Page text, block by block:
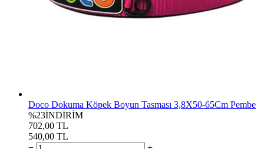
Doco Dokuma Köpek Boyun Tasması 3,8X50-65Cm Pembe
%23İNDİRİM
702,00 TL
540,00 TL